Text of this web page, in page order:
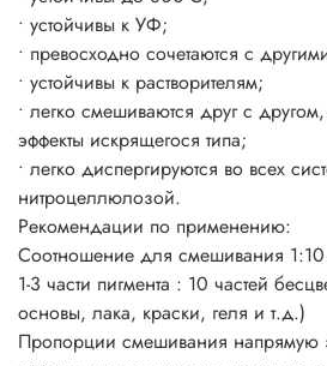
• устойчивы к УФ;
• превосходно сочетаются с
• устойчивы к растворителям;
• легко смешиваются друг с
эффекты искрящегося типа;
• легко диспергируются во всех
нитроцеллюлозой.
Рекомендации по применению:
Соотношение для смешивания
1-3 части пигмента : 10 частей
основы, лака, краски, геля и т.д.)
Пропорции смешивания напрямую